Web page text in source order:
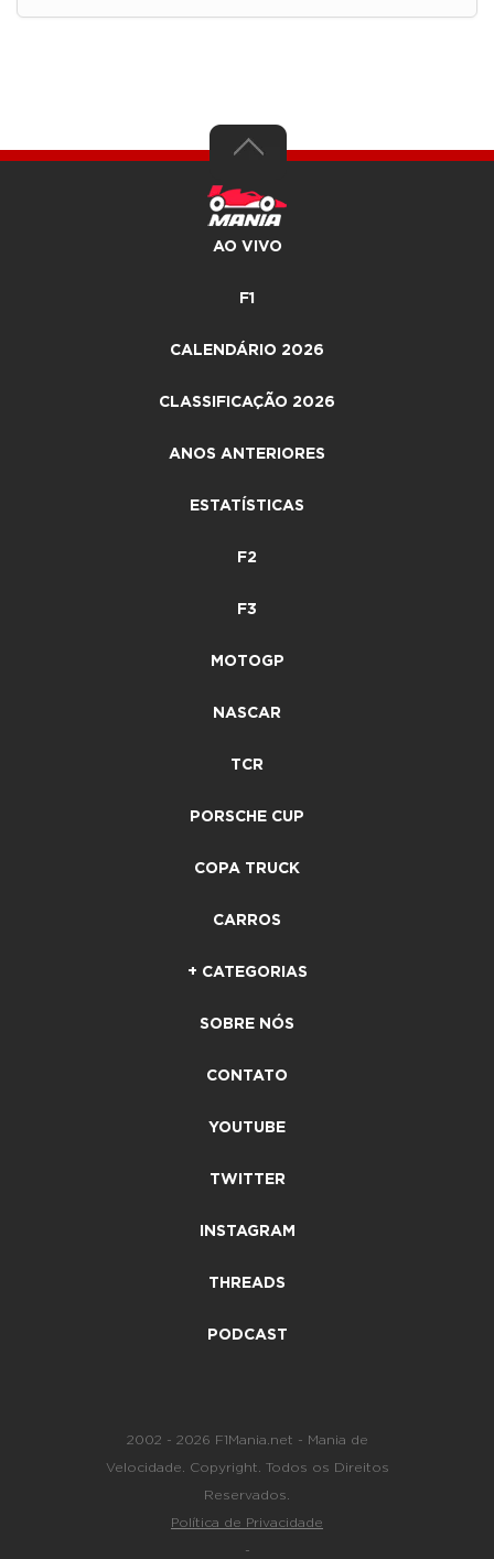
AO VIVO
F1
CALENDÁRIO 2026
CLASSIFICAÇÃO 2026
ANOS ANTERIORES
ESTATÍSTICAS
F2
F3
MOTOGP
NASCAR
TCR
PORSCHE CUP
COPA TRUCK
CARROS
+ CATEGORIAS
SOBRE NÓS
CONTATO
YOUTUBE
TWITTER
INSTAGRAM
THREADS
PODCAST
2002 - 2026 F1Mania.net - Mania de
Velocidade. Copyright. Todos os Direitos
Reservados.
Política de Privacidade
-